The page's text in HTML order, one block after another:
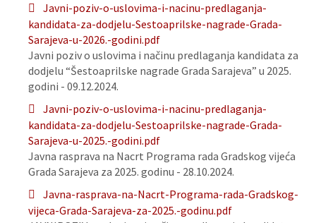
Javni-poziv-o-uslovima-i-nacinu-predlaganja-
kandidata-za-dodjelu-Sestoaprilske-nagrade-Grada-
Sarajeva-u-2026.-godini.pdf
Javni poziv o uslovima i načinu predlaganja kandidata za
dodjelu “Šestoaprilske nagrade Grada Sarajeva” u 2025.
godini - 09.12.2024.
Javni-poziv-o-uslovima-i-nacinu-predlaganja-
kandidata-za-dodjelu-Sestoaprilske-nagrade-Grada-
Sarajeva-u-2025.-godini.pdf
Javna rasprava na Nacrt Programa rada Gradskog vijeća
Grada Sarajeva za 2025. godinu - 28.10.2024.
Javna-rasprava-na-Nacrt-Programa-rada-Gradskog-
vijeca-Grada-Sarajeva-za-2025.-godinu.pdf